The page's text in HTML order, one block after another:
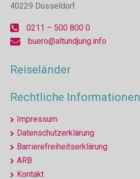
40229 Düsseldorf
0211 – 500 800 0
buero@altundjung.info
Reiseländer
Rechtliche Informationen
Impressum
Datenschutzerklärung
Barrierefreiheitserklärung
ARB
Kontakt